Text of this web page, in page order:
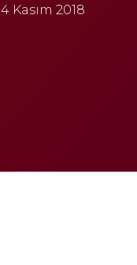
4 Kasım 2018